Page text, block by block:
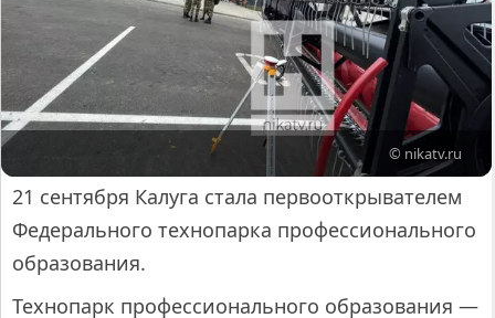
© nikatv.ru
21 сентября Калуга стала первооткрывателем
Федерального технопарка профессионального
образования.
Технопарк профессионального образования —